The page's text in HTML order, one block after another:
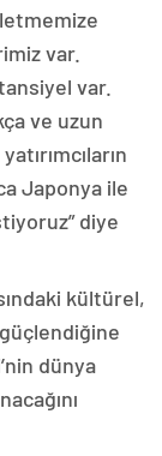
var.
var.
ve uzun
Japonya ile
diye
kültürel,
dünya